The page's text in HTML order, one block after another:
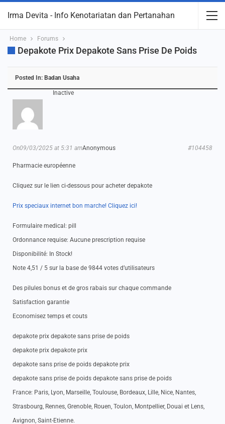
Irma Devita - Info Kenotariatan dan Pertanahan
Home Forums
Depakote Prix Depakote Sans Prise De Poids
Posted In: Badan Usaha
Inactive
Anonymous
On09/03/2025 at 5:31 am #104458
Pharmacie européenne
Cliquez sur le lien ci-dessous pour acheter depakote
Prix speciaux internet bon marche! Cliquez ici!
Formulaire medical: pill
Ordonnance requise: Aucune prescription requise
Disponibilité: In Stock!
Note 4,51 / 5 sur la base de 9844 votes d’utilisateurs
Des pilules bonus et de gros rabais sur chaque commande
Satisfaction garantie
Economisez temps et couts
depakote prix depakote sans prise de poids
depakote prix depakote prix
depakote sans prise de poids depakote prix
depakote sans prise de poids depakote sans prise de poids
France: Paris, Lyon, Marseille, Toulouse, Bordeaux, Lille, Nice, Nantes,
Strasbourg, Rennes, Grenoble, Rouen, Toulon, Montpellier, Douai et Lens,
Avignon, Saint-Etienne.